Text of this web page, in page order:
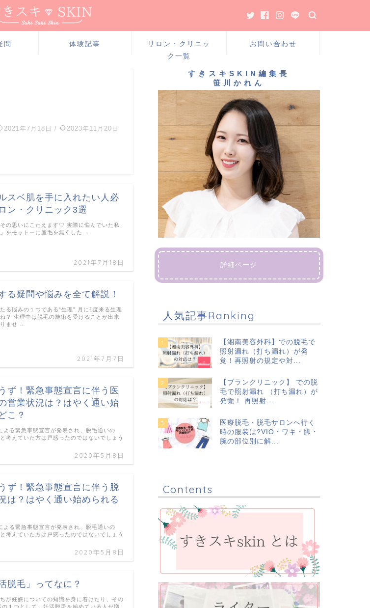
問 体験記事
サロン・クリニッ
ク一覧
お問い合わせ
2021年7月18日 / 2023年11月20日
スベ肌を手に入れたい人必
ン・クリニック3選
2021年7月18日
の思いにこたえます♡ 実際に悩んでいた私
をモットーに産毛を無くした …
る疑問や悩みを全て解説！
2021年7月7日
る悩みの１つである“生理” 月に1度来る生理
？ 生理中は脱毛の施術を受けることが出来
ませ …
ず！緊急事態宣言に伴う医
営業状況は？はやく通い始
こ？
2020年5月8日
よる緊急事態宣言が発表され、脱毛通いの
考えていた方は戸惑ったのではないでしょう
ず！緊急事態宣言に伴う脱
は？はやく通い始められる
2020年5月8日
よる緊急事態宣言が発表され、脱毛通いの
考えていた方は戸惑ったのではないでしょう
脱毛」ってなに？
が妊娠についての知識を身に着けたり、その
１つとして、妊活脱毛を始めている人が増
すきスキSKIN編集長
笹川かれん
詳細ページ
人気記事Ranking
【湘南美容外科】での脱毛で
照射漏れ（打ち漏れ）が発
覚！再照射の規定や対...
【ブランクリニック】 での脱
毛で照射漏れ （打ち漏れ）が
発覚！ 再照射...
医療脱毛・脱毛サロンへ行く
時の服装は?VIO・ワキ・脚・
腕の部位別に解...
Contents